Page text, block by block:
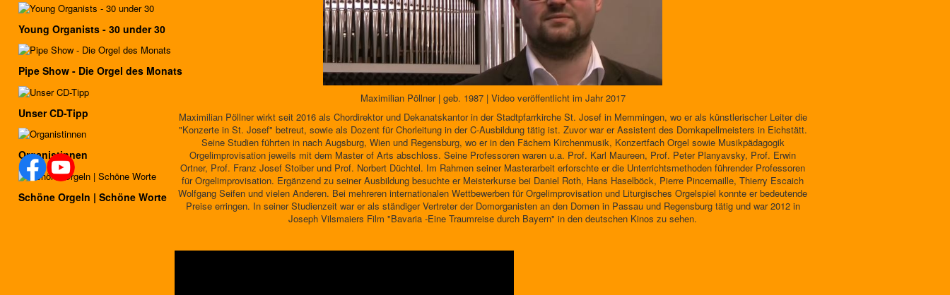
Maximilian Pöllner | geb. 1987 | Video veröffentlicht im Jahr 2017
Maximilian Pöllner wirkt seit 2016 als Chordirektor und Dekanatskantor in der Stadtpfarrkirche St. Josef in Memmingen, wo er als künstlerischer Leiter die
"Konzerte in St. Josef" betreut, sowie als Dozent für Chorleitung in der C-Ausbildung tätig ist. Zuvor war er Assistent des Domkapellmeisters in Eichstätt.
Seine Studien führten in nach Augsburg, Wien und Regensburg, wo er in den Fächern Kirchenmusik, Konzertfach Orgel sowie Musikpädagogik
Orgelimprovisation jeweils mit dem Master of Arts abschloss. Seine Professoren waren u.a. Prof. Karl Maureen, Prof. Peter Planyavsky, Prof. Erwin
Ortner, Prof. Franz Josef Stoiber und Prof. Norbert Düchtel. Im Rahmen seiner Masterarbeit erforschte er die Unterrichtsmethoden führender Professoren
für Orgelimprovisation. Ergänzend zu seiner Ausbildung besuchte er Meisterkurse bei Daniel Roth, Hans Haselböck, Pierre Pincemaille, Thierry Escaich
Wolfgang Seifen und vielen Anderen. Bei mehreren internationalen Wettbewerben für Orgelimprovisation und Liturgisches Orgelspiel konnte er bedeutende
Preise erringen. In seiner Studienzeit war er als ständiger Vertreter der Domorganisten an den Domen in Passau und Regensburg tätig und war 2012 in
Joseph Vilsmaiers Film "Bavaria -Eine Traumreise durch Bayern" in den deutschen Kinos zu sehen.
Young Organists - 30 under 30
Pipe Show - Die Orgel des Monats
Unser CD-Tipp
Organistinnen
Schöne Orgeln | Schöne Worte